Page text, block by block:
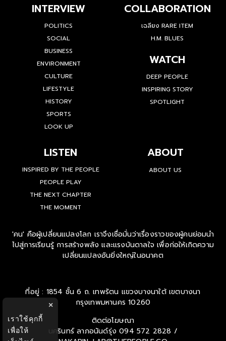
INTERVIEW
POLITICS
SOCIAL
BUSINESS
ENVIRONMENT
CULTURE
LIFESTYLE
HISTORY
SPORTS
LOOK UP
COLLABORATION
เฉลียง RARE ITEM
H.M. BLUES
WATCH
DEEP PEOPLE
INSPIRING STORY
SPOTLIGHT
LISTEN
INSPIRED BY THE PEOPLE
PEOPLE PLAY
THE NEXT CHAPTER
THE MOMENT
ABOUT
ABOUT US
'คน' คือผู้เปลี่ยนแปลงโลก เราจึงเชื่อมั่นว่าเรื่องราวของผู้คนย่อมนำ
ไปสู่การเรียนรู้ การสร้างพลัง และแรงบันดาลใจ เพื่อก่อให้เกิดความ
เปลี่ยนแปลงอันยิ่งใหญ่ในอนาคต
ที่อยู่ : 1854 ชั้น 6 ถ. เทพรัตน แขวงบางนาใต้ เขตบางนา
กรุงเทพมหานคร 10260
ติดต่อโฆษณา
นครินทร์ ลาภอนันด์รุ่ง 094 572 2828 /
×
เราใช้คุกกี้
เพื่อให้